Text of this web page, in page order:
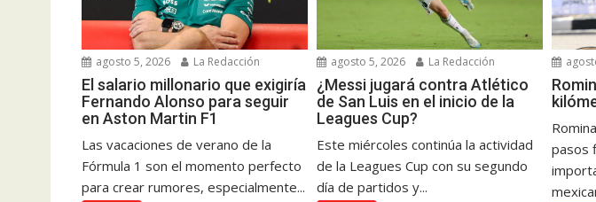
agosto 5, 2026 La Redacción
El salario millonario que exigiría
Fernando Alonso para seguir
en Aston Martin F1
Las vacaciones de verano de la
Fórmula 1 son el momento perfecto
para crear rumores, especialmente...
agosto 5, 2026 La Redacción
¿Messi jugará contra Atlético
de San Luis en el inicio de la
Leagues Cup?
Este miércoles continúa la actividad
de la Leagues Cup con su segundo
día de partidos y...
pasos